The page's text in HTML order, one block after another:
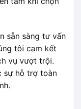
sẵn sàng tư vấn
tôi cam kết
vụ vượt trội.
sự hỗ trợ toàn